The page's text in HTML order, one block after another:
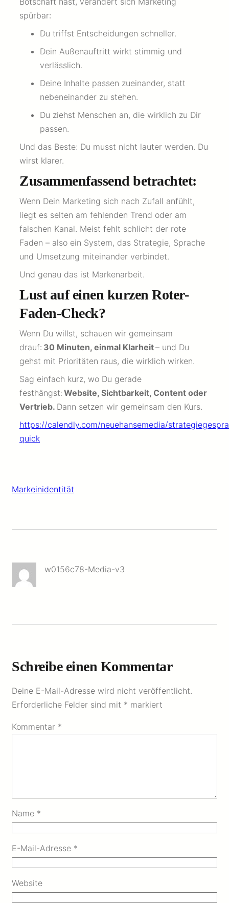
spürbar:
Du triffst Entscheidungen schneller.
Dein Außenauftritt wirkt stimmig und
verlässlich.
Deine Inhalte passen zueinander, statt
nebeneinander zu stehen.
Du ziehst Menschen an, die wirklich zu Dir
passen.
Und das Beste: Du musst nicht lauter werden. Du
wirst klarer.
Zusammenfassend betrachtet:
Wenn Dein Marketing sich nach Zufall anfühlt,
liegt es selten am fehlenden Trend oder am
falschen Kanal. Meist fehlt schlicht der rote
Faden – also ein System, das Strategie, Sprache
und Umsetzung miteinander verbindet.
Und genau das ist Markenarbeit.
Lust auf einen kurzen Roter-
Faden-Check?
Wenn Du willst, schauen wir gemeinsam
drauf: 30 Minuten, einmal Klarheit– und Du
gehst mit Prioritäten raus, die wirklich wirken.
Sag einfach kurz, wo Du gerade
festhängst: Website, Sichtbarkeit, Content oder
Vertrieb. Dann setzen wir gemeinsam den Kurs.
https://calendly.com/neuehansemedia/
quick
Markeinidentität
w0156c78-Media-v3
Schreibe einen Kommentar
Deine E-Mail-Adresse wird nicht veröffentlicht.
Erforderliche Felder sind mit * markiert
Kommentar *
Name *
E-Mail-Adresse *
Website